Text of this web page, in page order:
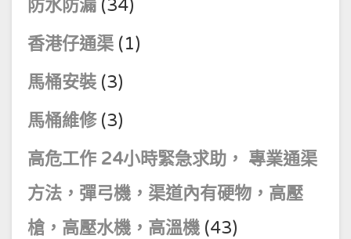
防水防漏 (34)
香港仔通渠 (1)
馬桶安裝 (3)
馬桶維修(3)
高危工作 24小時緊急求助， 專業通渠
方法，彈弓機，渠道內有硬物，高壓
槍，高壓水機，高溫機 (43)